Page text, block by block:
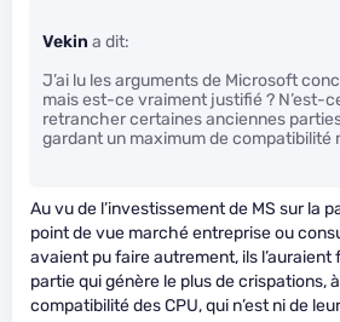
Vekin a dit:
J’ai lu les arguments de Microsoft
mais est-ce vraiment justifié ? N’est-
retrancher certaines anciennes
gardant un maximum de compatibilité
Au vu de l’investissement de MS sur la
point de vue marché entreprise ou
avaient pu faire autrement, ils
partie qui génère le plus de crispations,
compatibilité des CPU, qui n’est ni de